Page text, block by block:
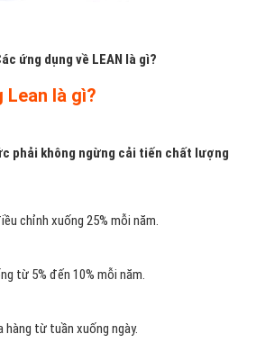
ứng dụng về LEAN là gì?
Lean là gì?
phải không ngừng cải tiến chất lượng
chỉnh xuống 25% mỗi năm.
từ 5% đến 10% mỗi năm.
hàng từ tuần xuống ngày.